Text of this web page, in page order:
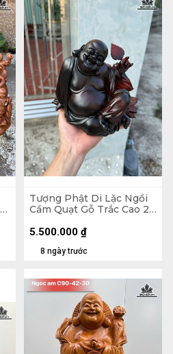
Tượng Phật Di Lặc Ngồi
Cầm Quạt Gỗ Trắc Cao 20
8 ngày trước
5.500.000 ₫